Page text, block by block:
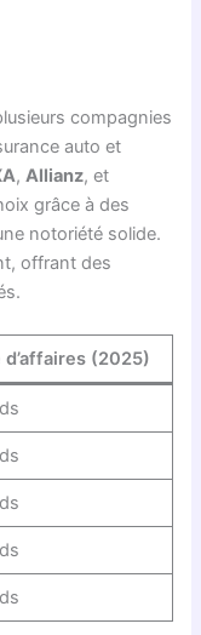
compagnies
auto et
,Allianz, et
grâce à des
notoriété solide.
offrant des
(2025)